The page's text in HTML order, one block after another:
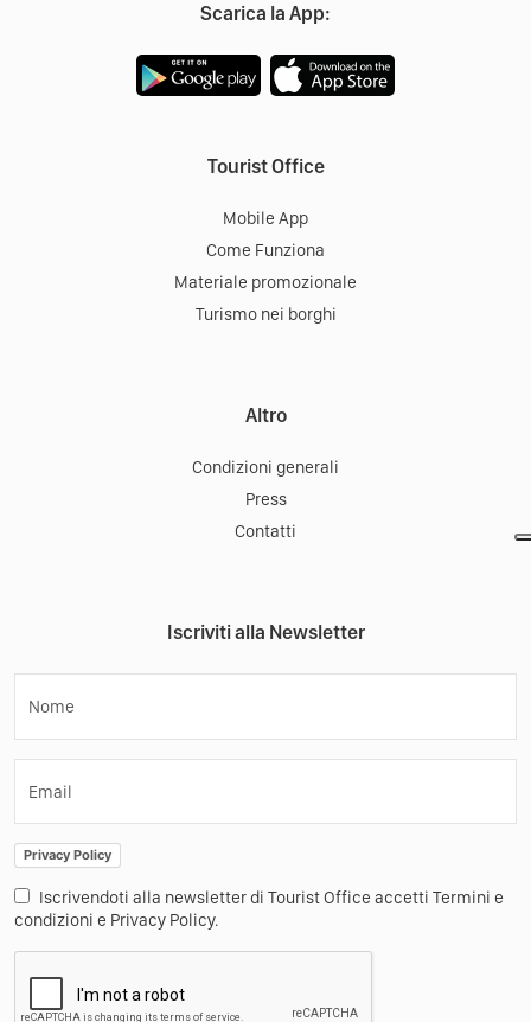
Scarica la App:
Tourist Office
Mobile App
Come Funziona
Materiale promozionale
Turismo nei borghi
Altro
Condizioni generali
Press
Contatti
Iscriviti alla Newsletter
Nome
Email
Privacy Policy
Iscrivendoti alla newsletter di Tourist Office accetti Termini e
condizioni e Privacy Policy.